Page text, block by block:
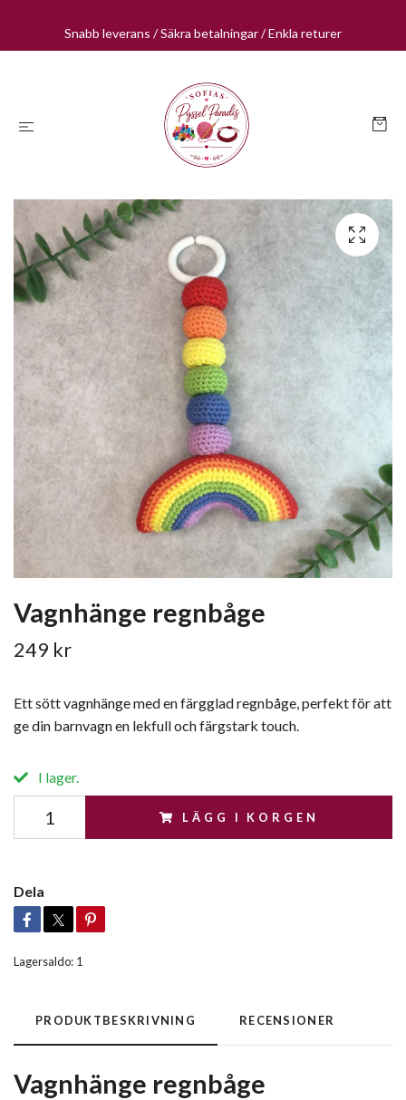
Snabb leverans / Säkra betalningar / Enkla returer
Vagnhänge regnbåge
249 kr
Ett sött vagnhänge med en färgglad regnbåge, perfekt för att
ge din barnvagn en lekfull och färgstark touch.
I lager.
LÄGG I KORGEN
Dela
Lagersaldo: 1
PRODUKTBESKRIVNING RECENSIONER
Vagnhänge regnbåge